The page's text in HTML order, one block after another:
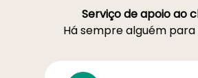
Serviço de apoio ao
Há sempre alguém para